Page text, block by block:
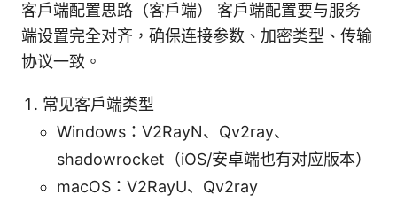
客户端配置思路（客户端） 客户端配置要与服务
端设置完全对齐，确保连接参数、加密类型、传输
协议一致。
常见客户端类型
Windows：V2RayN、Qv2ray、
shadowrocket（iOS/安卓端也有对应版本）
macOS：V2RayU、Qv2ray